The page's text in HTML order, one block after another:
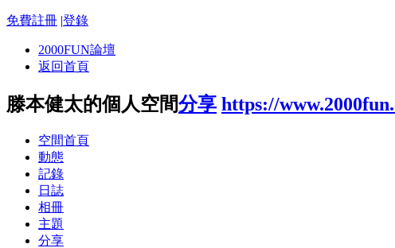
免費註冊 |登錄
2000FUN論壇
返回首頁
滕本健太的個人空間分享 https://
空間首頁
動態
記錄
日誌
相冊
主題
分享